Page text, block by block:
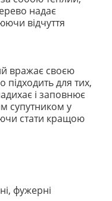
надає
відчуття
вражає своєю
підходить для тих,
і заповнює
супутником у
стати кращою
фужерні